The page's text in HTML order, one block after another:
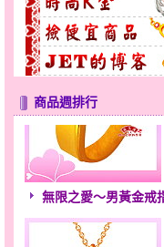
商品週排行
無限之愛～男黃金戒指